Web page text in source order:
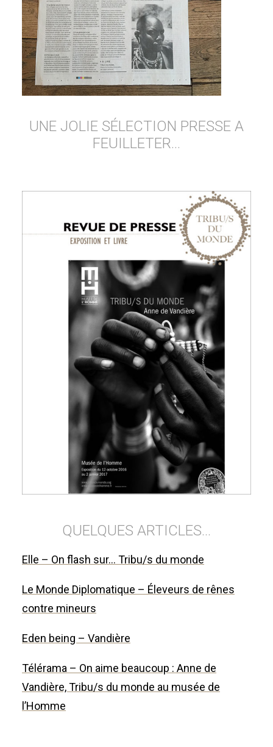
UNE JOLIE SÉLECTION PRESSE A
FEUILLETER…
QUELQUES ARTICLES…
Elle – On flash sur… Tribu/s du monde
Le Monde Diplomatique – Éleveurs de rênes
contre mineurs
Eden being – Vandière
Télérama – On aime beaucoup : Anne de
Vandière, Tribu/s du monde au musée de
l’Homme